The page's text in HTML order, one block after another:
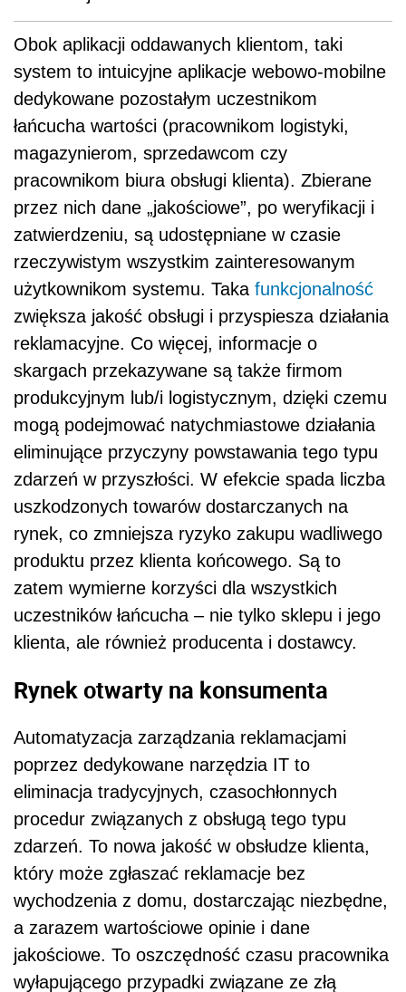
Obok aplikacji oddawanych klientom, taki
system to intuicyjne aplikacje webowo-mobilne
dedykowane pozostałym uczestnikom
łańcucha wartości (pracownikom logistyki,
magazynierom, sprzedawcom czy
pracownikom biura obsługi klienta). Zbierane
przez nich dane „jakościowe”, po weryfikacji i
zatwierdzeniu, są udostępniane w czasie
rzeczywistym wszystkim zainteresowanym
użytkownikom systemu. Taka funkcjonalność
zwiększa jakość obsługi i przyspiesza działania
reklamacyjne. Co więcej, informacje o
skargach przekazywane są także firmom
produkcyjnym lub/i logistycznym, dzięki czemu
mogą podejmować natychmiastowe działania
eliminujące przyczyny powstawania tego typu
zdarzeń w przyszłości. W efekcie spada liczba
uszkodzonych towarów dostarczanych na
rynek, co zmniejsza ryzyko zakupu wadliwego
produktu przez klienta końcowego. Są to
zatem wymierne korzyści dla wszystkich
uczestników łańcucha – nie tylko sklepu i jego
klienta, ale również producenta i dostawcy.
Rynek otwarty na konsumenta
Automatyzacja zarządzania reklamacjami
poprzez dedykowane narzędzia IT to
eliminacja tradycyjnych, czasochłonnych
procedur związanych z obsługą tego typu
zdarzeń. To nowa jakość w obsłudze klienta,
który może zgłaszać reklamacje bez
wychodzenia z domu, dostarczając niezbędne,
a zarazem wartościowe opinie i dane
jakościowe. To oszczędność czasu pracownika
wyłapującego przypadki związane ze złą